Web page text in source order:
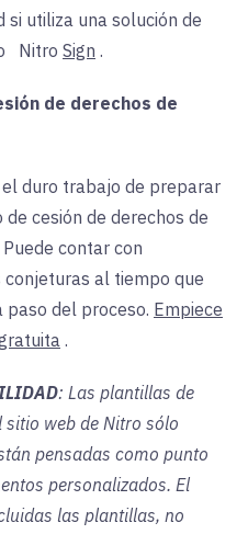
si utiliza una solución de
Nitro Sign .
de derechos de
duro trabajo de preparar
cesión de derechos de
contar con
al tiempo que
paso del proceso. Empiece
.
: Las plantillas de
sitio web de Nitro sólo
pensadas como punto
personalizados. El
las plantillas, no